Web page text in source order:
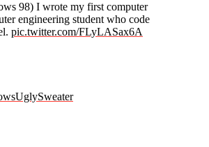
98) I wrote my first computer
engineering student who code
pic.twitter.com/FLyLASax6A